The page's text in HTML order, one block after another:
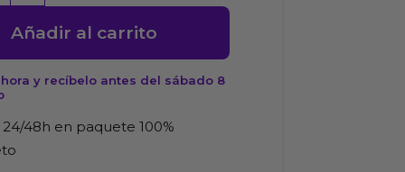
Añadir al carrito
y recíbelo antes del sábado 8
24/48h en paquete 100%